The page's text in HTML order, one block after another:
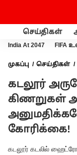
செய்திகள்
India At 2047 FIFA
முகப்பு செய்திகள்
அனுமதிக்கவே
கடலூர்
கிணறுகள்
கோரிக்கை!
கடலூர் கடலில்